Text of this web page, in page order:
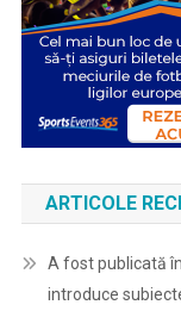
ARTICOLE
A fost publicată
introduce